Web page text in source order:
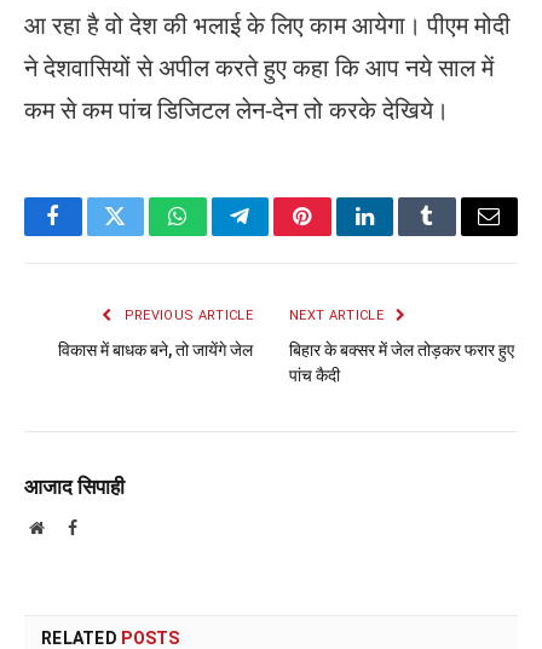
आ रहा है वो देश की भलाई के लिए काम आयेगा। पीएम मोदी
ने देशवासियों से अपील करते हुए कहा कि आप नये साल में
कम से कम पांच डिजिटल लेन-देन तो करके देखिये।
FacebookTwitterWhatsAppTelegramPinterestLinkedInTumblrEmail
PREVIOUS ARTICLE
विकास में बाधक बने, तो जायेंगे जेल
NEXT ARTICLE
बिहार के बक्सर में जेल तोड़कर फरार हुए
पांच कैदी
आजाद सिपाही
WebsiteFacebook
RELATED POSTS